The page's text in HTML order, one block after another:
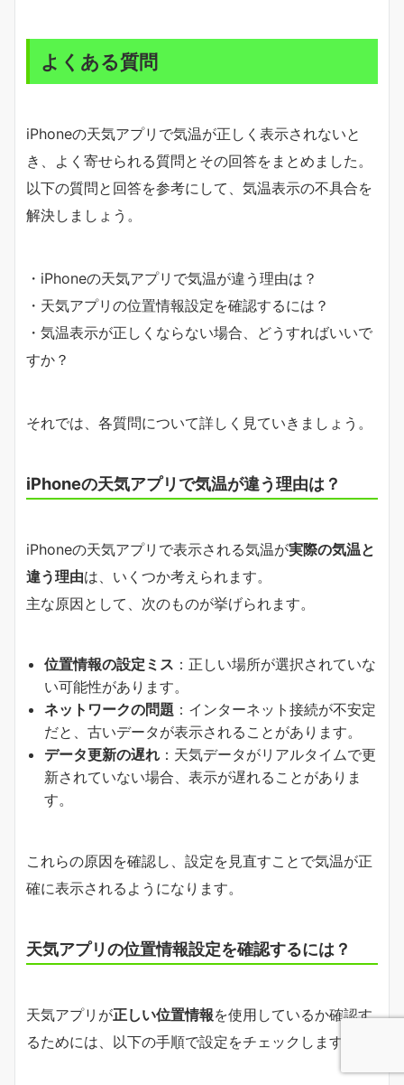
よくある質問
iPhoneの天気アプリで気温が正しく表示されないと
き、よく寄せられる質問とその回答をまとめました。
以下の質問と回答を参考にして、気温表示の不具合を
解決しましょう。
・iPhoneの天気アプリで気温が違う理由は？
・天気アプリの位置情報設定を確認するには？
・気温表示が正しくならない場合、どうすればいいで
すか？
それでは、各質問について詳しく見ていきましょう。
iPhoneの天気アプリで気温が違う理由は？
iPhoneの天気アプリで表示される気温が実際の気温と
違う理由は、いくつか考えられます。
主な原因として、次のものが挙げられます。
位置情報の設定ミス ：正しい場所が選択されていな
い可能性があります。
ネットワークの問題 ：インターネット接続が不安定
だと、古いデータが表示されることがあります。
データ更新の遅れ ：天気データがリアルタイムで更
新されていない場合、表示が遅れることがありま
す。
これらの原因を確認し、設定を見直すことで気温が正
確に表示されるようになります。
天気アプリの位置情報設定を確認するには？
天気アプリが正しい位置情報を使用しているか確認す
るためには、以下の手順で設定をチェックします。